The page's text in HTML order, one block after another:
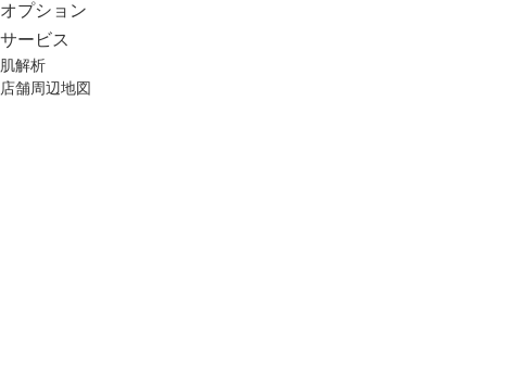
オプション
サービス
肌解析
店舗周辺地図